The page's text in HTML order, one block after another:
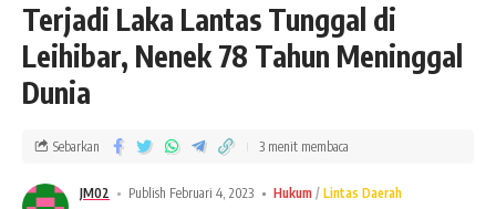
Terjadi Laka Lantas Tunggal di
Leihibar, Nenek 78 Tahun Meninggal
Dunia
JM02 Publish Februari 4, 2023 Hukum
Lintas Daerah
Sebarkan 3 menit membaca